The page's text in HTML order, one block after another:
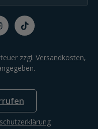
zzgl. Versandkosten,